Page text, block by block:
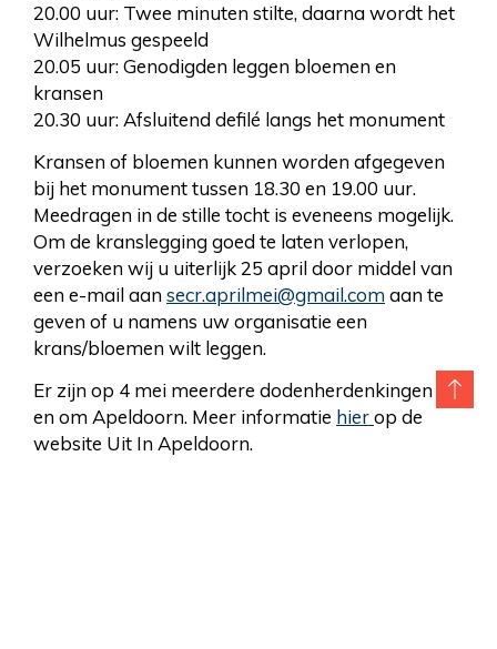
20.00 uur: Twee minuten stilte, daarna wordt het
Wilhelmus gespeeld
20.05 uur: Genodigden leggen bloemen en
kransen
20.30 uur: Afsluitend defilé langs het monument
Kransen of bloemen kunnen worden afgegeven
bij het monument tussen 18.30 en 19.00 uur.
Meedragen in de stille tocht is eveneens mogelijk.
Om de kranslegging goed te laten verlopen,
verzoeken wij u uiterlijk 25 april door middel van
een e-mail aansecr.aprilmei@gmail.comaan te
geven of u namens uw organisatie een
krans/bloemen wilt leggen.
Er zijn op 4 mei meerdere dodenherdenkingen in
en om Apeldoorn. Meer informatie hierop de
website Uit In Apeldoorn.